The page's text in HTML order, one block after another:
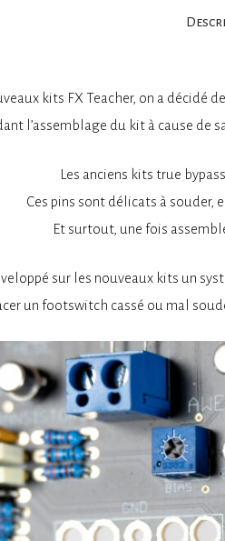
kits FX Teacher, on a décidé
l’assemblage du kit à cause de
Les anciens kits true
Ces pins sont délicats à souder,
Et surtout, une fois
sur les nouveaux kits un
un footswitch cassé ou mal